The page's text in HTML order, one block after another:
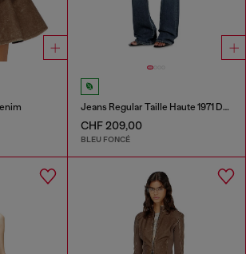
Jeans Regular Taille Haute 1971 D-Sent
CHF 209,00
BLEU FONCÉ